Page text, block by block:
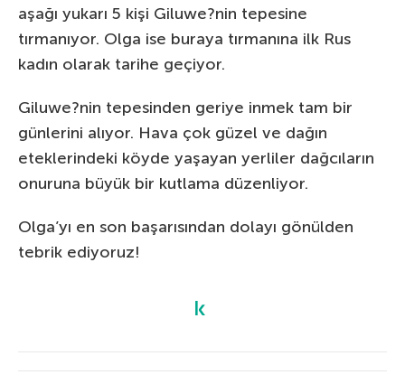
aşağı yukarı 5 kişi Giluwe?nin tepesine
tırmanıyor. Olga ise buraya tırmanına ilk Rus
kadın olarak tarihe geçiyor.
Giluwe?nin tepesinden geriye inmek tam bir
günlerini alıyor. Hava çok güzel ve dağın
eteklerindeki köyde yaşayan yerliler dağcıların
onuruna büyük bir kutlama düzenliyor.
Olga’yı en son başarısından dolayı gönülden
tebrik ediyoruz!